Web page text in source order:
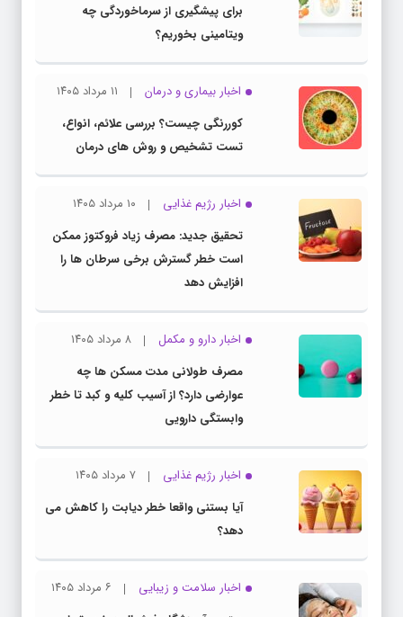
برای پیشگیری از سرماخوردگی چه
ویتامینی بخوریم؟
اخبار بیماری و درمان
۱۱ مرداد ۱۴۰۵
کوررنگی چیست؟ بررسی علائم، انواع،
تست تشخیص و روش های درمان
اخبار رژیم غذایی
۱۰ مرداد ۱۴۰۵
تحقیق جدید: مصرف زیاد فروکتوز ممکن
است خطر گسترش برخی سرطان ها را
افزایش دهد
اخبار دارو و مکمل
۸ مرداد ۱۴۰۵
مصرف طولانی مدت مسکن ها چه
عوارضی دارد؟ از آسیب کلیه و کبد تا خطر
وابستگی دارویی
اخبار رژیم غذایی
۷ مرداد ۱۴۰۵
آیا بستنی واقعا خطر دیابت را کاهش می
دهد؟
اخبار سلامت و زیبایی
۶ مرداد ۱۴۰۵